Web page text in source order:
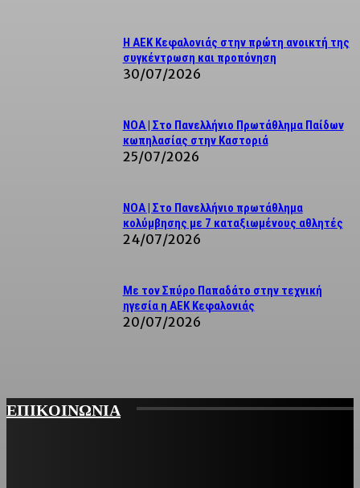
Η ΑΕΚ Κεφαλονιάς στην πρώτη ανοικτή της
συγκέντρωση και προπόνηση
30/07/2026
NOA | Στο Πανελλήνιο Πρωτάθλημα Παίδων
κωπηλασίας στην Καστοριά
25/07/2026
ΝΟΑ | Στο Πανελλήνιο πρωτάθλημα
κολύμβησης με 7 καταξιωμένους αθλητές
24/07/2026
Με τον Σπύρο Παπαδάτο στην τεχνική
ηγεσία η ΑΕΚ Κεφαλονιάς
20/07/2026
ΕΠΙΚΟΙΝΩΝΙΑ